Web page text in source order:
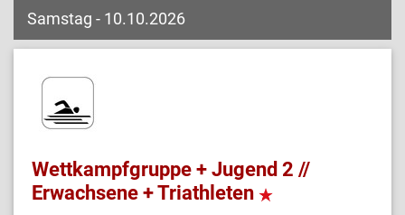
Samstag - 10.10.2026
Wettkampfgruppe + Jugend 2 //
Erwachsene + Triathleten